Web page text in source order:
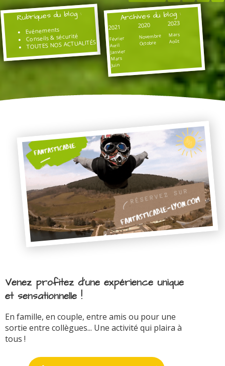
Rubriques du blog :
Evénements
Conseils & sécurité
TOUTES NOS ACTUALITÉS
Archives du blog :
2021
Février
Avril
Janvier
Mars
Juin
2020
Novembre
Octobre
2023
Mars
Août
Venez profitez d'une expérience unique
et sensationnelle !
En famille, en couple, entre amis ou pour une
sortie entre collègues... Une activité qui plaira à
tous !